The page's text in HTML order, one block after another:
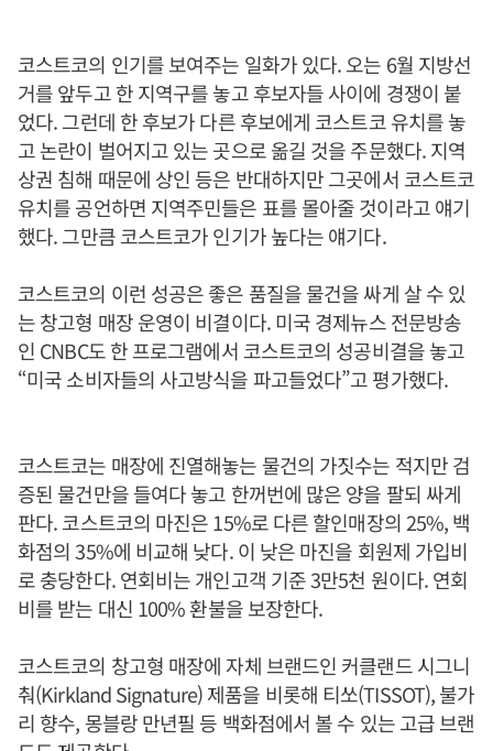
코스트코의 인기를 보여주는 일화가 있다. 오는 6월 지방선
거를 앞두고 한 지역구를 놓고 후보자들 사이에 경쟁이 붙
었다. 그런데 한 후보가 다른 후보에게 코스트코 유치를 놓
고 논란이 벌어지고 있는 곳으로 옮길 것을 주문했다. 지역
상권 침해 때문에 상인 등은 반대하지만 그곳에서 코스트코
유치를 공언하면 지역주민들은 표를 몰아줄 것이라고 얘기
했다. 그만큼 코스트코가 인기가 높다는 얘기다.
코스트코의 이런 성공은 좋은 품질을 물건을 싸게 살 수 있
는 창고형 매장 운영이 비결이다. 미국 경제뉴스 전문방송
인 CNBC도 한 프로그램에서 코스트코의 성공비결을 놓고
“미국 소비자들의 사고방식을 파고들었다”고 평가했다.
코스트코는 매장에 진열해놓는 물건의 가짓수는 적지만 검
증된 물건만을 들여다 놓고 한꺼번에 많은 양을 팔되 싸게
판다. 코스트코의 마진은 15%로 다른 할인매장의 25%, 백
화점의 35%에 비교해 낮다. 이 낮은 마진을 회원제 가입비
로 충당한다. 연회비는 개인고객 기준 3만5천 원이다. 연회
비를 받는 대신 100% 환불을 보장한다.
코스트코의 창고형 매장에 자체 브랜드인 커클랜드 시그니
춰(Kirkland Signature) 제품을 비롯해 티쏘(TISSOT), 불가
리 향수, 몽블랑 만년필 등 백화점에서 볼 수 있는 고급 브랜